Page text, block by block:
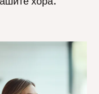
нас